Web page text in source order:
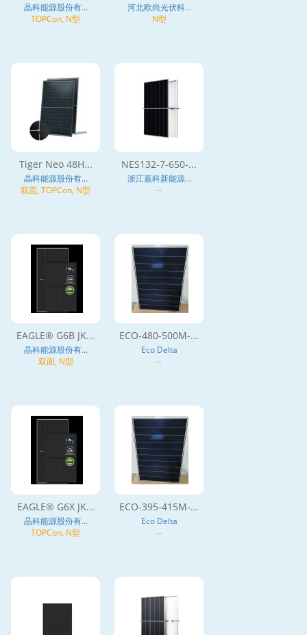
晶科能源股份有...
TOPCon, N型
河北欧尚光伏科...
N型
Tiger Neo 48H...
晶科能源股份有...
双面, TOPCon, N型
NES132-7-650-...
浙江嘉科新能源...
--
EAGLE® G6B JK...
晶科能源股份有...
双面, N型
ECO-480-500M-...
Eco Delta
--
EAGLE® G6X JK...
晶科能源股份有...
TOPCon, N型
ECO-395-415M-...
Eco Delta
--